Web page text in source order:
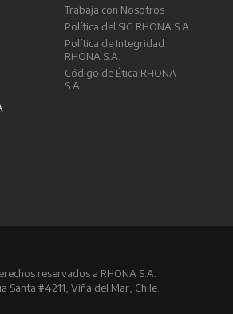
Trabaja con Nosotros
Política del SIG RHONA S.A.
Política de Integridad
RHONA S.A.
Código de Ética RHONA
S.A.
reservados a RHONA S.A.
Santa #4211, Viña del Mar, Chile.